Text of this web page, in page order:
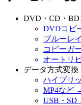
DVD・CD・BD
DVDコピ
ブルーレ
コピーガ
オートリ
データ方式変換
ハイブリ
MP4など
USB・